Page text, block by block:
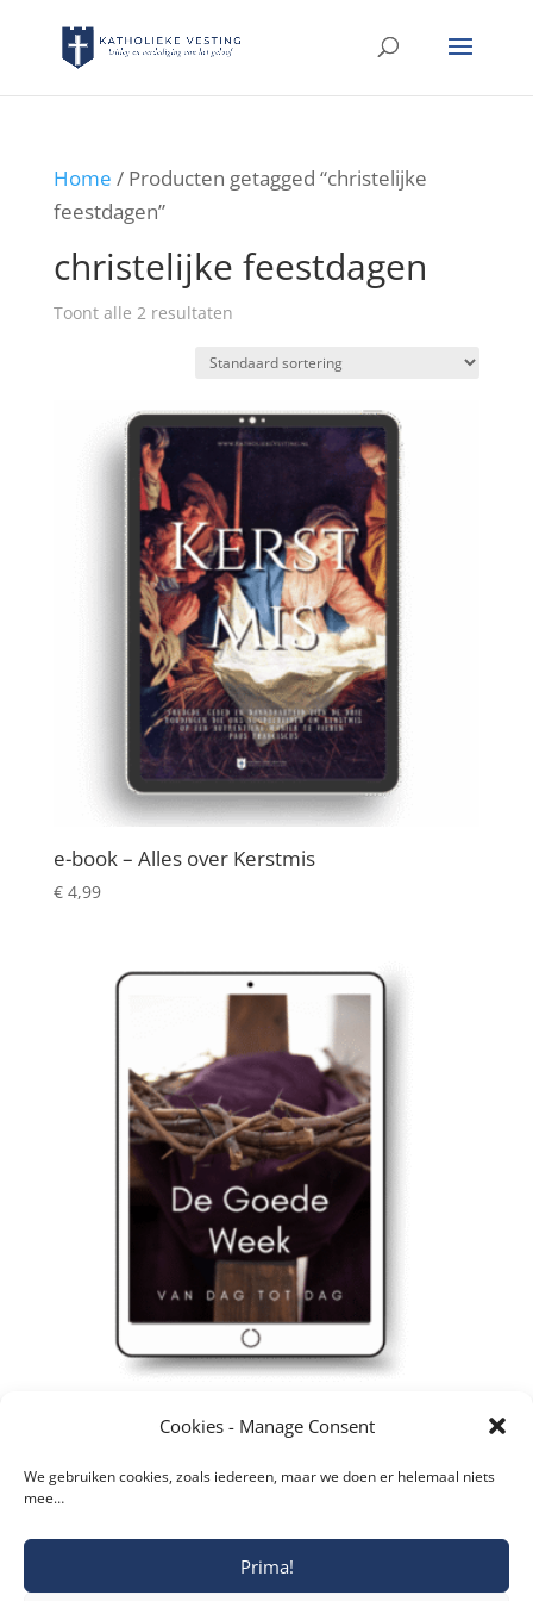
Cookies - Manage Consent
We gebruiken cookies, zoals iedereen, maar we doen er helemaal niets
mee…
Prima!
Home / Producten getagged “christelijke
feestdagen”
christelijke feestdagen
Toont alle 2 resultaten
e-book – Alles over Kerstmis
€4,99
e-book – De Goede Week, van dag tot dag